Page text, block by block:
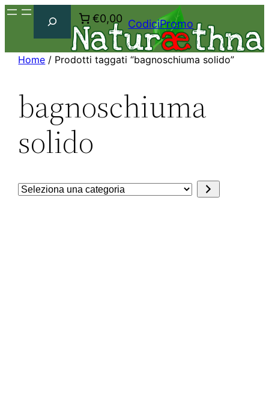
€0,00 CodiciPromo
Home / Prodotti taggati “bagnoschiuma solido”
bagnoschiuma
solido
Seleziona